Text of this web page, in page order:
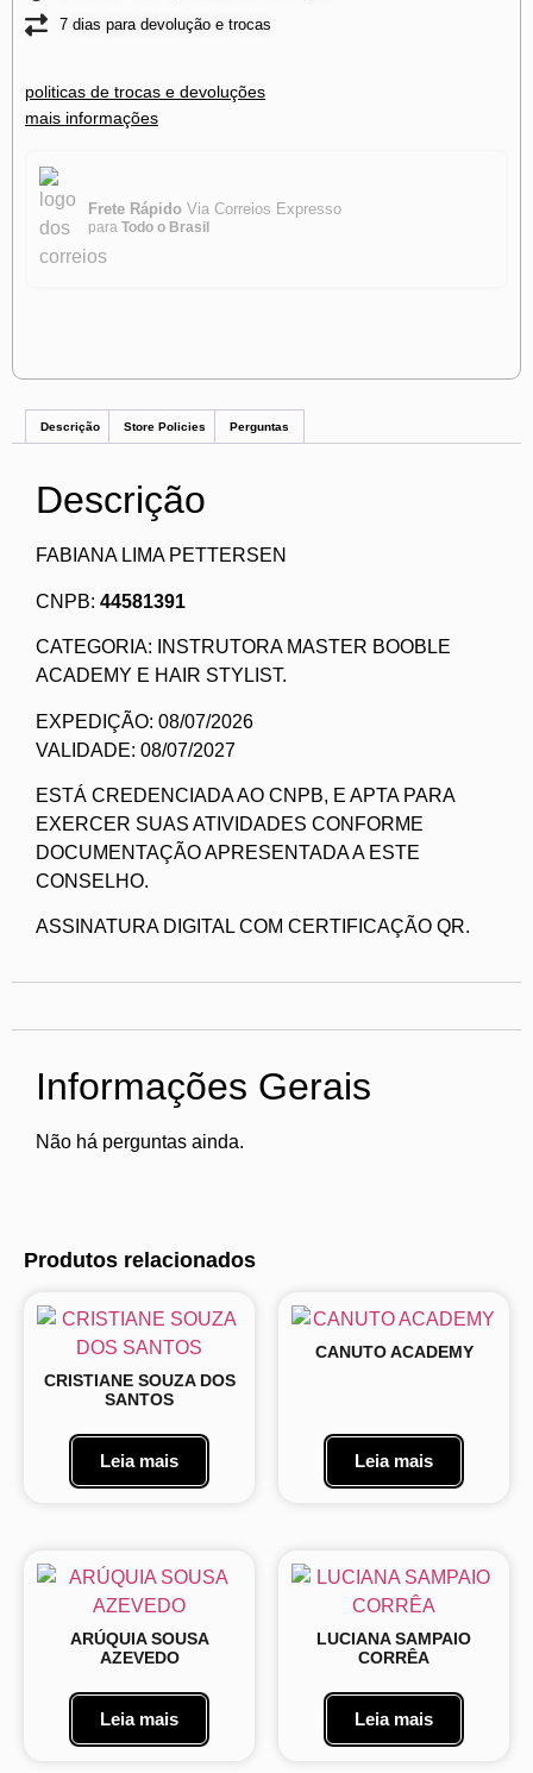
7 dias para devolução e trocas
politicas de trocas e devoluções
mais informações
Frete Rápido Via Correios Expresso
para Todo o Brasil
Descrição Store Policies Perguntas
Descrição
FABIANA LIMA PETTERSEN
CNPB: 44581391
CATEGORIA: INSTRUTORA MASTER BOOBLE
ACADEMY E HAIR STYLIST.
EXPEDIÇÃO: 08/07/2026
VALIDADE: 08/07/2027
ESTÁ CREDENCIADA AO CNPB, E APTA PARA
EXERCER SUAS ATIVIDADES CONFORME
DOCUMENTAÇÃO APRESENTADA A ESTE
CONSELHO.
ASSINATURA DIGITAL COM CERTIFICAÇÃO QR.
Informações Gerais
Não há perguntas ainda.
Produtos relacionados
CRISTIANE SOUZA DOS
SANTOS
Leia mais
CANUTO ACADEMY
Leia mais
ARÚQUIA SOUSA
AZEVEDO
Leia mais
LUCIANA SAMPAIO
CORRÊA
Leia mais